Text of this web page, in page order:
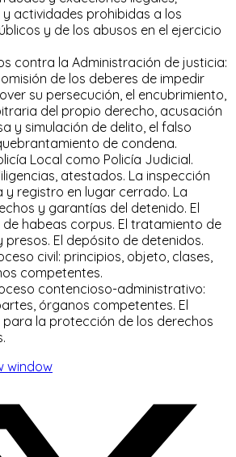
actividades prohibidas a los
y de los abusos en el ejercicio
contra la Administración de justicia:
de los deberes de impedir
su persecución, el encubrimiento,
del propio derecho, acusación
y simulación de delito, el falso
de condena.
Local como Policía Judicial.
atestados. La inspección
y registro en lugar cerrado. La
y garantías del detenido. El
habeas corpus. El tratamiento de
presos. El depósito de detenidos.
civil: principios, objeto, clases,
competentes.
contencioso-administrativo:
órganos competentes. El
la protección de los derechos
window